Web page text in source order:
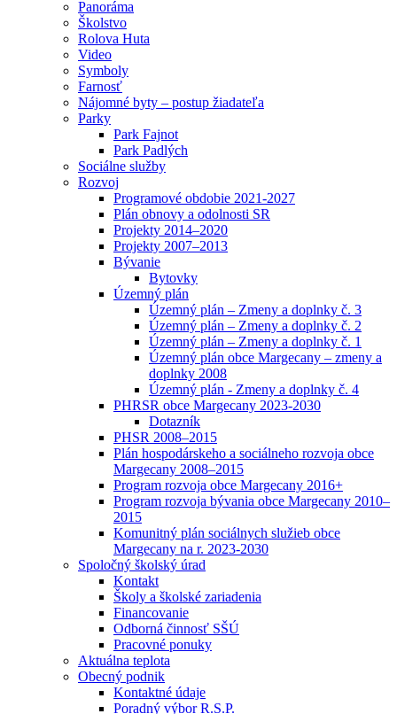
Panoráma
Školstvo
Rolova Huta
Video
Symboly
Farnosť
Nájomné byty – postup žiadateľa
Parky
Park Fajnot
Park Padlých
Sociálne služby
Rozvoj
Programové obdobie 2021-2027
Plán obnovy a odolnosti SR
Projekty 2014–2020
Projekty 2007–2013
Bývanie
Bytovky
Územný plán
Územný plán – Zmeny a doplnky č. 3
Územný plán – Zmeny a doplnky č. 2
Územný plán – Zmeny a doplnky č. 1
Územný plán obce Margecany – zmeny a
doplnky 2008
Územný plán - Zmeny a doplnky č. 4
PHRSR obce Margecany 2023-2030
Dotazník
PHSR 2008–2015
Plán hospodárskeho a sociálneho rozvoja obce
Margecany 2008–2015
Program rozvoja obce Margecany 2016+
Program rozvoja bývania obce Margecany 2010–
2015
Komunitný plán sociálnych služieb obce
Margecany na r. 2023-2030
Spoločný školský úrad
Kontakt
Školy a školské zariadenia
Financovanie
Odborná činnosť SŠÚ
Pracovné ponuky
Aktuálna teplota
Obecný podnik
Kontaktné údaje
Poradný výbor R.S.P.